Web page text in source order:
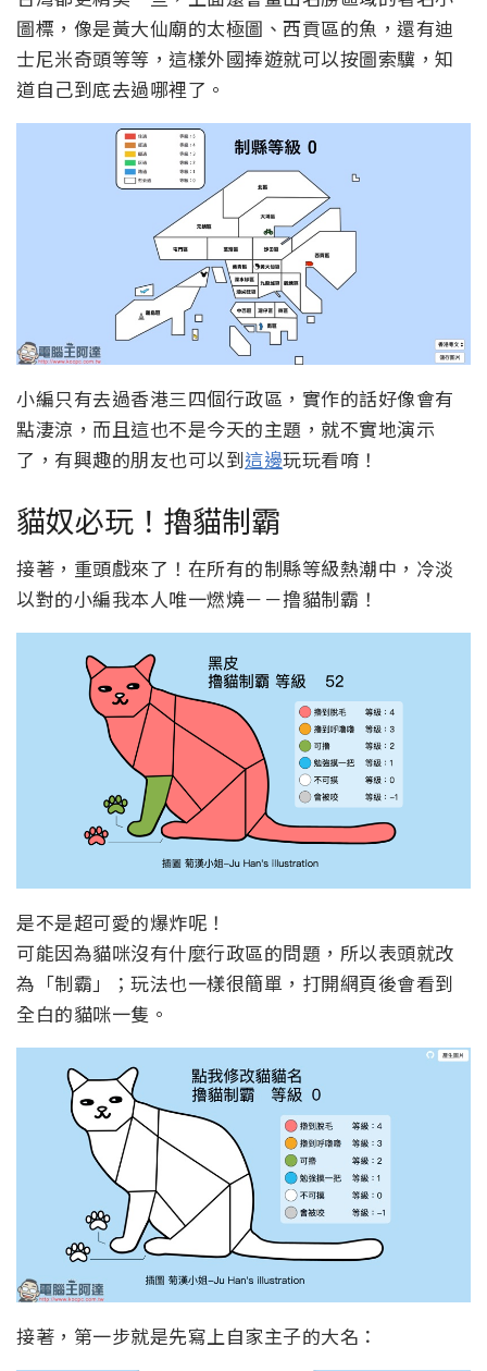
圖標，像是黃大仙廟的太極圖、西貢區的魚，還有迪
士尼米奇頭等等，這樣外國捧遊就可以按圖索驥，知
道自己到底去過哪裡了。
小編只有去過香港三四個行政區，實作的話好像會有
點淒涼，而且這也不是今天的主題，就不實地演示
了，有興趣的朋友也可以到這邊玩玩看唷！
貓奴必玩！擼貓制霸
接著，重頭戲來了！在所有的制縣等級熱潮中，冷淡
以對的小編我本人唯一燃燒－－撸貓制霸！
是不是超可愛的爆炸呢！
可能因為貓咪沒有什麼行政區的問題，所以表頭就改
為「制霸」；玩法也一樣很簡單，打開網頁後會看到
全白的貓咪一隻。
接著，第一步就是先寫上自家主子的大名：